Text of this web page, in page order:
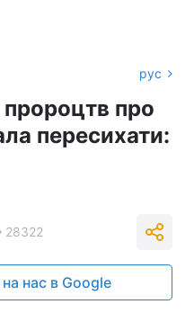
рус
пророцтв про
пересихати:
28322
нас в Google